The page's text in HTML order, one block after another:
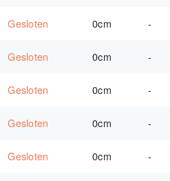
Gesloten 0cm -
Gesloten 0cm -
Gesloten 0cm -
Gesloten 0cm -
Gesloten 0cm -